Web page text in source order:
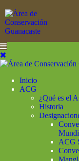
Inicio
ACG
¿Qué es el
Historia
ACG